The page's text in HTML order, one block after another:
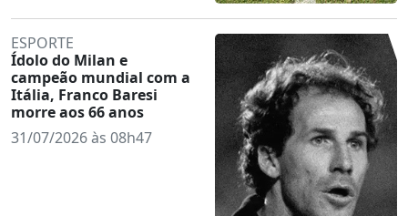
ESPORTE
Ídolo do Milan e
campeão mundial com a
Itália, Franco Baresi
morre aos 66 anos
31/07/2026 às 08h47